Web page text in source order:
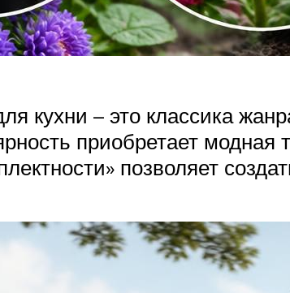
кухни – это классика
приобретает
позволяет